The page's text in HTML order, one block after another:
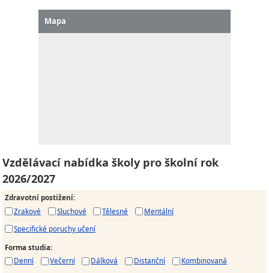
Mapa
Vzdělávací nabídka školy pro školní rok
2026/2027
Zdravotní postižení:
Zrakové
Sluchové Tělesné
Mentální
Specifické poruchy učení
Forma studia:
Denní
Večerní Dálková Distanční Kombinovaná